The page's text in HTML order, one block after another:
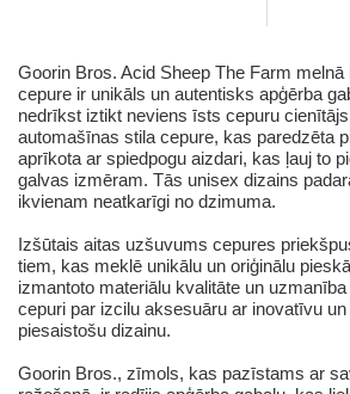
Goorin Bros. Acid Sheep The Farm
cepure ir unikāls un autentisks apģērba
nedrīkst iztikt neviens īsts cepuru
automašīnas stila cepure, kas paredzēta
aprīkota ar spiedpogu aizdari, kas ļauj to
galvas izmēram. Tās unisex dizains
ikvienam neatkarīgi no dzimuma.
Izšūtais aitas uzšuvums cepures
tiem, kas meklē unikālu un oriģinālu
izmantoto materiālu kvalitāte un
cepuri par izcilu aksesuāru ar inovatīvu
piesaistošu dizainu.
Goorin Bros., zīmols, kas pazīstams ar